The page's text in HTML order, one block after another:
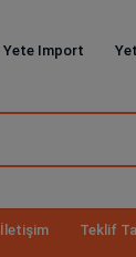
Yete Import
İletişim Teklif